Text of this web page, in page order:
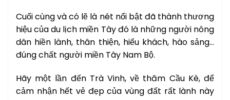
Cuối cùng và có lẽ là nét nổi bật đã thành thương
hiệu của du lịch miền Tây đó là những người nông
dân hiền lành, thân thiện, hiếu khách, hào sảng…
đúng chất người miền Tây Nam Bộ.
Hãy một lần đến Trà Vinh, về thăm Cầu Kè, để
cảm nhận hết vẻ đẹp của vùng đất rất lành này